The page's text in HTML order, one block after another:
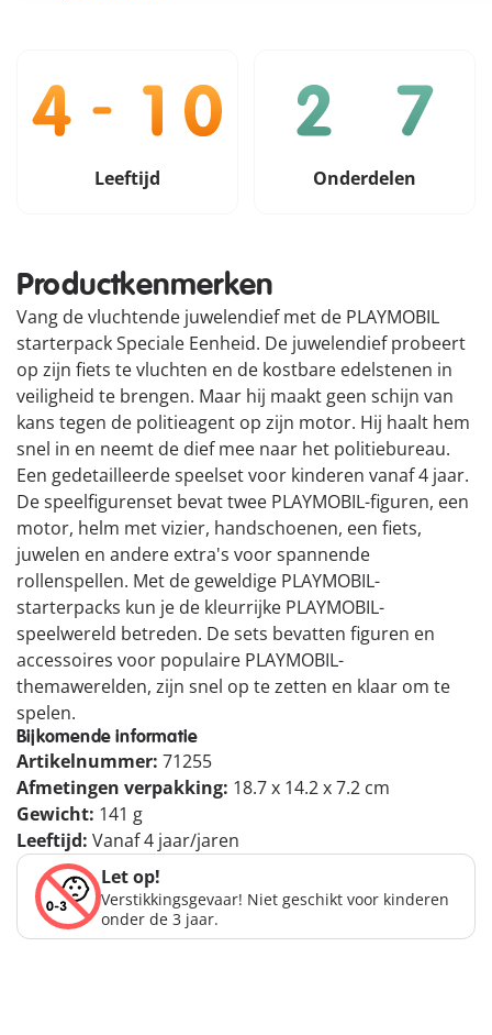
Leeftijd Onderdelen
Productkenmerken
Vang de vluchtende juwelendief met de PLAYMOBIL
starterpack Speciale Eenheid. De juwelendief probeert
op zijn fiets te vluchten en de kostbare edelstenen in
veiligheid te brengen. Maar hij maakt geen schijn van
kans tegen de politieagent op zijn motor. Hij haalt hem
snel in en neemt de dief mee naar het politiebureau.
Een gedetailleerde speelset voor kinderen vanaf 4 jaar.
De speelfigurenset bevat twee PLAYMOBIL-figuren, een
motor, helm met vizier, handschoenen, een fiets,
juwelen en andere extra's voor spannende
rollenspellen. Met de geweldige PLAYMOBIL-
starterpacks kun je de kleurrijke PLAYMOBIL-
speelwereld betreden. De sets bevatten figuren en
accessoires voor populaire PLAYMOBIL-
themawerelden, zijn snel op te zetten en klaar om te
spelen.
Bijkomende informatie
Artikelnummer: 71255
Afmetingen verpakking: 18.7 x 14.2 x 7.2 cm
Gewicht: 141 g
Leeftijd: Vanaf 4 jaar/jaren
Let op!
Verstikkingsgevaar! Niet geschikt voor kinderen
onder de 3 jaar.